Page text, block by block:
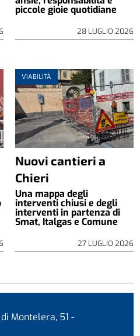
piccole gioie quotidiane
28 LUGLIO 2026
VIABILITÀ
Nuovi cantieri a
Chieri
Una mappa degli
interventi chiusi e degli
interventi in partenza di
Smat, Italgas e Comune
27 LUGLIO 2026
Montelera, 51 -